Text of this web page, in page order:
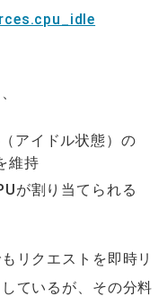
アイドル状態）の
維持
が割り当てられる
リクエストを即時リ
ているが、その分料